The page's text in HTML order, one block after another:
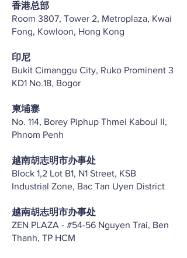
香港总部
Room 3807, Tower 2, Metroplaza, Kwai
Fong, Kowloon, Hong Kong
印尼
Bukit Cimanggu City, Ruko Prominent 3
KD1 No.18, Bogor
柬埔寨
No. 114, Borey Piphup Thmei Kaboul II,
Phnom Penh
越南胡志明市办事处
Block 1,2 Lot B1, N1 Street, KSB
Industrial Zone, Bac Tan Uyen District
越南胡志明市办事处
ZEN PLAZA - #54-56 Nguyen Trai, Ben
Thanh, TP HCM